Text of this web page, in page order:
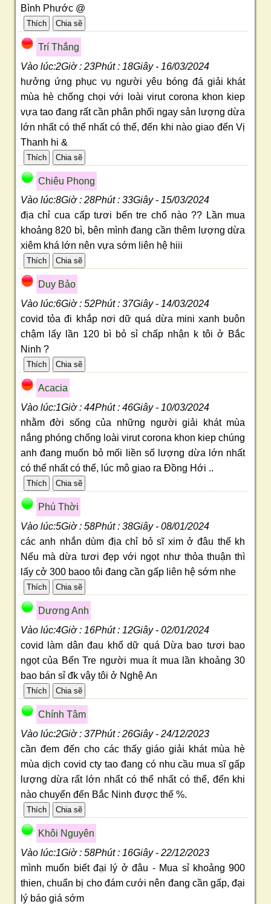
Bình Phước @
Trí Thắng
Vào lúc:2Giờ : 23Phút : 18Giây - 16/03/2024
hưởng ứng phục vụ người yêu bóng đá giải khát
mùa hè chống chọi với loài virut corona khon kiep
vựa tao đang rất cần phân phối ngay sản lượng dừa
lớn nhất có thể nhất có thể, đến khi nào giao đến Vị
Thanh hi &
Chiêu Phong
Vào lúc:8Giờ : 28Phút : 33Giây - 15/03/2024
địa chỉ cua cấp tươi bến tre chổ nào ?? Lần mua
khoảng 820 bì, bên mình đang cần thêm lượng dừa
xiêm khá lớn nên vựa sớm liên hệ hiii
Duy Bảo
Vào lúc:6Giờ : 52Phút : 37Giây - 14/03/2024
covid tỏa đi khắp nơi dữ quá dừa mini xanh buôn
chậm lấy lần 120 bì bỏ sỉ chấp nhận k tôi ở Bắc
Ninh ?
Acacia
Vào lúc:1Giờ : 44Phút : 46Giây - 10/03/2024
nhằm đời sống của những người giải khát mùa
nắng phóng chống loài virut corona khon kiep chúng
anh đang muốn bỏ mối liền số lượng dừa lớn nhất
có thể nhất có thể, lúc mô giao ra Đồng Hới ..
Phú Thời
Vào lúc:5Giờ : 58Phút : 38Giây - 08/01/2024
các anh nhắn dùm địa chỉ bỏ sĩ xim ở đâu thế kh
Nếu mà dừa tươi đẹp với ngọt như thỏa thuận thì
lấy cở 300 baoo tôi đang cần gấp liên hệ sớm nhe
Dương Anh
Vào lúc:4Giờ : 16Phút : 12Giây - 02/01/2024
covid làm dân đau khổ dữ quá Dừa bao tươi bao
ngọt của Bến Tre người mua ít mua lần khoảng 30
bao bán sỉ đk vậy tôi ở Nghệ An
Chính Tâm
Vào lúc:2Giờ : 37Phút : 26Giây - 24/12/2023
cần đem đến cho các thấy giáo giải khát mùa hè
mùa dịch covid cty tao đang có nhu cầu mua sĩ gấp
lượng dừa rất lớn nhất có thể nhất có thể, đến khi
nào chuyển đến Bắc Ninh được thế %.
Khôi Nguyên
Vào lúc:1Giờ : 58Phút : 16Giây - 22/12/2023
mình muốn biết đại lý ở đâu - Mua sỉ khoảng 900
thien, chuẩn bị cho đám cưới nên đang cần gấp, đại
lý báo giá sớm